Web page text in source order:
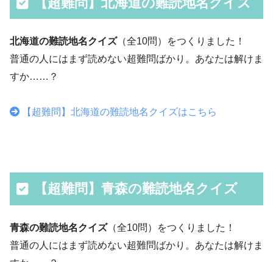
北海道の難読地名クイズ（全10問）をつくりました！
普通の人にはまず読めない超難問ばかり。あなたは解けま
すか……？
【超難問】北海道の難読地名クイズはこちら
【超難問】青森の難読地名クイズ
青森の難読地名クイズ（全10問）をつくりました！
普通の人にはまず読めない超難問ばかり。あなたは解けま